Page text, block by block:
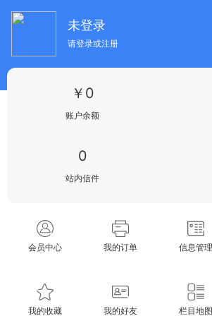
未登录
请登录或注册
￥0
账户余额
0
站内信件
会员中心 我的订单 信息管理
我的收藏 我的好友 栏目地图